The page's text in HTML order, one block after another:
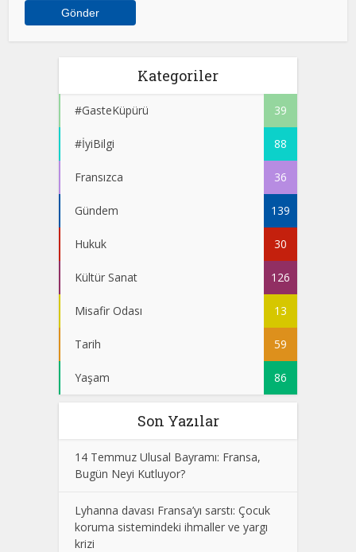
Kategoriler
#GasteKüpürü 39
#İyiBilgi 88
Fransızca 36
Gündem 139
Hukuk 30
Kültür Sanat 126
Misafir Odası 13
Tarih 59
Yaşam 86
Son Yazılar
14 Temmuz Ulusal Bayramı: Fransa,
Bugün Neyi Kutluyor?
Lyhanna davası Fransa’yı sarstı: Çocuk
koruma sistemindeki ihmaller ve yargı
krizi